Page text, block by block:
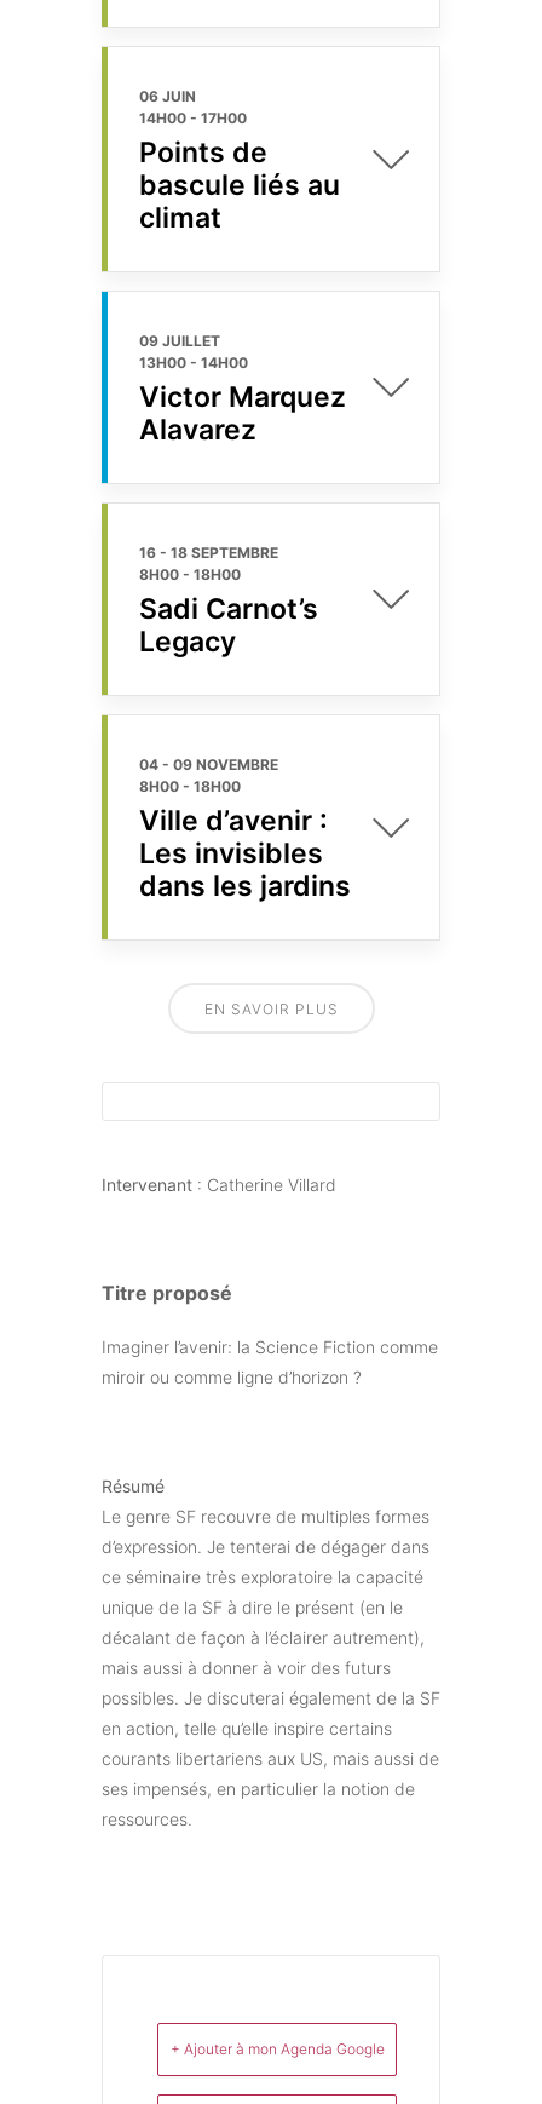
06 JUIN
14H00 - 17H00
Points de
bascule liés au
climat
09 JUILLET
13H00 - 14H00
Victor Marquez
Alavarez
16 - 18 SEPTEMBRE
8H00 - 18H00
Sadi Carnot’s
Legacy
04 - 09 NOVEMBRE
8H00 - 18H00
Ville d’avenir :
Les invisibles
dans les jardins
EN SAVOIR PLUS
Intervenant : Catherine Villard
Titre proposé
Imaginer l’avenir: la Science Fiction comme
miroir ou comme ligne d’horizon ?
Résumé
Le genre SF recouvre de multiples formes
d’expression. Je tenterai de dégager dans
ce séminaire très exploratoire la capacité
unique de la SF à dire le présent (en le
décalant de façon à l’éclairer autrement),
mais aussi à donner à voir des futurs
possibles. Je discuterai également de la SF
en action, telle qu’elle inspire certains
courants libertariens aux US, mais aussi de
ses impensés, en particulier la notion de
ressources.
+ Ajouter à mon Agenda Google